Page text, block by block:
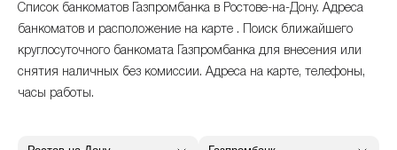
Список банкоматов Газпромбанка в Ростове-на-Дону. Адреса
банкоматов и расположение на карте . Поиск ближайшего
круглосуточного банкомата Газпромбанка для внесения или
снятия наличных без комиссии. Адреса на карте, телефоны,
часы работы.